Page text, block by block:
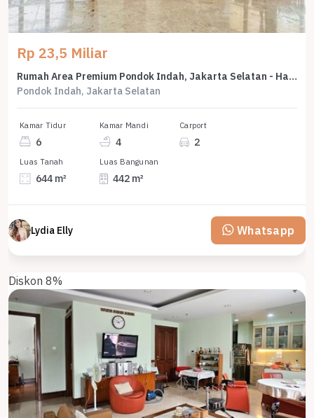
Rp 23,5 Miliar
Rumah Area Premium Pondok Indah, Jakarta Selatan - Harga Menarik 23,5 Miliar
Pondok Indah, Jakarta Selatan
Kamar Tidur
6
Kamar Mandi
4
Carport
2
Luas Tanah
644 m²
Luas Bangunan
442 m²
Lydia Elly Whatsapp
Diskon 8%